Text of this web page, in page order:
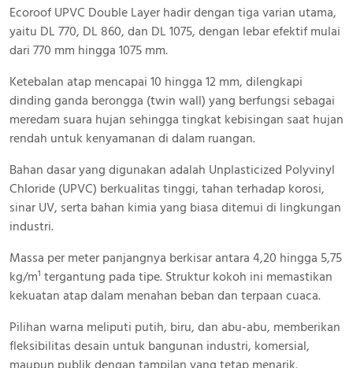
Ecoroof UPVC Double Layer hadir dengan tiga varian utama,
yaitu DL 770, DL 860, dan DL 1075, dengan lebar efektif mulai
dari 770 mm hingga 1075 mm.
Ketebalan atap mencapai 10 hingga 12 mm, dilengkapi
dinding ganda berongga (twin wall) yang berfungsi sebagai
meredam suara hujan sehingga tingkat kebisingan saat hujan
rendah untuk kenyamanan di dalam ruangan.
Bahan dasar yang digunakan adalah Unplasticized Polyvinyl
Chloride (UPVC) berkualitas tinggi, tahan terhadap korosi,
sinar UV, serta bahan kimia yang biasa ditemui di lingkungan
industri.
Massa per meter panjangnya berkisar antara 4,20 hingga 5,75
kg/m¹ tergantung pada tipe. Struktur kokoh ini memastikan
kekuatan atap dalam menahan beban dan terpaan cuaca.
Pilihan warna meliputi putih, biru, dan abu-abu, memberikan
fleksibilitas desain untuk bangunan industri, komersial,